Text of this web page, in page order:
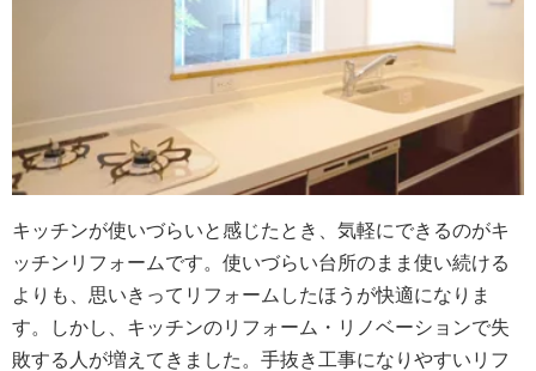
キッチンが使いづらいと感じたとき、気軽にできるのがキ
ッチンリフォームです。使いづらい台所のまま使い続ける
よりも、思いきってリフォームしたほうが快適になりま
す。しかし、キッチンのリフォーム・リノベーションで失
敗する人が増えてきました。手抜き工事になりやすいリフ